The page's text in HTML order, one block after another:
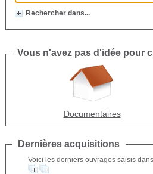
Rechercher dans...
Vous n'avez pas d'idée pour
Documentaires
Dernières acquisitions
Voici les derniers ouvrages saisis